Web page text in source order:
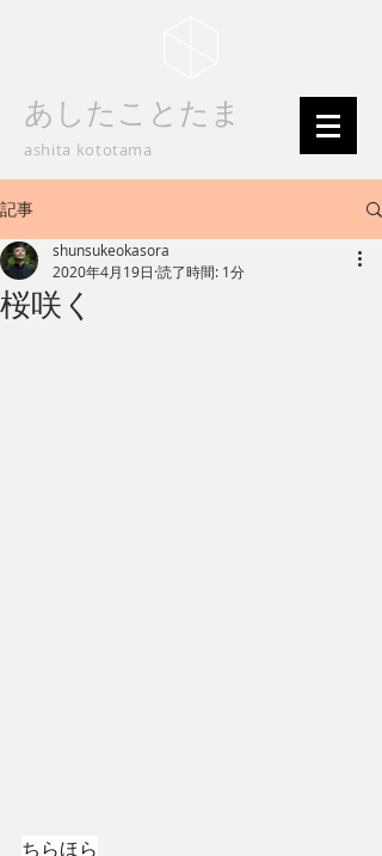
あしたことたま
ashita kototama
記事
桜咲く
shunsukeokasora
2020年4月19日 読了時間: 1分
ちらほら